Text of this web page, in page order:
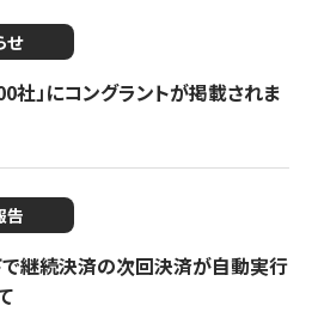
せ
社」にコングラントが掲載されま
告
で継続決済の次回決済が自動実行